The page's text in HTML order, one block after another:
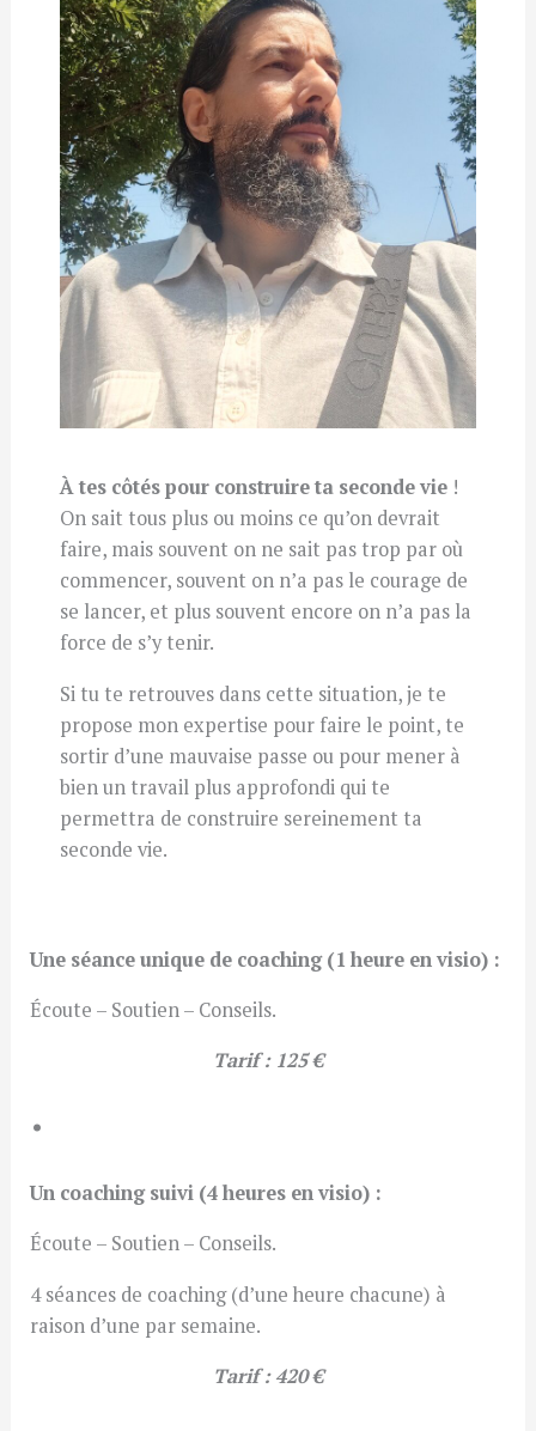
À tes côtés pour construire ta seconde vie !
On sait tous plus ou moins ce qu’on devrait
faire, mais souvent on ne sait pas trop par où
commencer, souvent on n’a pas le courage de
se lancer, et plus souvent encore on n’a pas la
force de s’y tenir.
Si tu te retrouves dans cette situation, je te
propose mon expertise pour faire le point, te
sortir d’une mauvaise passe ou pour mener à
bien un travail plus approfondi qui te
permettra de construire sereinement ta
seconde vie.
Une séance unique de coaching (1 heure en visio) :
Écoute – Soutien – Conseils.
Tarif : 125 €
.
Un coaching suivi (4 heures en visio) :
Écoute – Soutien – Conseils.
4 séances de coaching (d’une heure chacune) à
raison d’une par semaine.
Tarif : 420 €